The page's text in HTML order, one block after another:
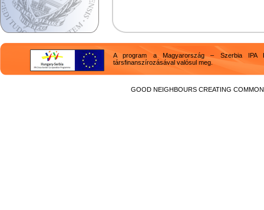
A program a Magyarország – Szerbia IPA
társfinanszírozásával valósul meg.
GOOD NEIGHBOURS CREATING